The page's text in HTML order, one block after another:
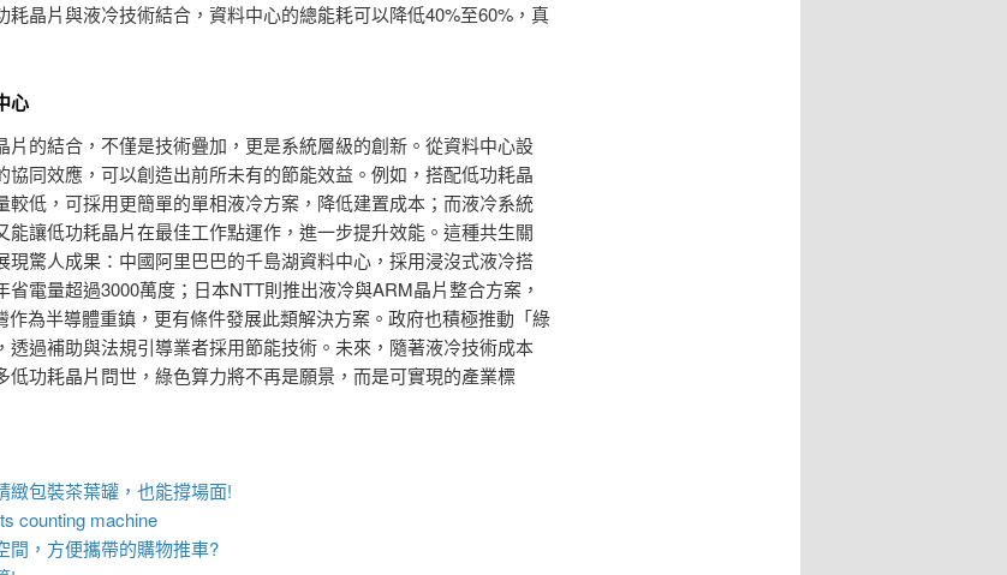
耗晶片與液冷技術結合，資料中心的總能耗可以降低40%至60%，真
心
片的結合，不僅是技術疊加，更是系統層級的創新。從資料中心設
協同效應，可以創造出前所未有的節能效益。例如，搭配低功耗晶
較低，可採用更簡單的單相液冷方案，降低建置成本；而液冷系統
能讓低功耗晶片在最佳工作點運作，進一步提升效能。這種共生關
現驚人成果：中國阿里巴巴的千島湖資料中心，採用浸沒式液冷搭
省電量超過3000萬度；日本NTT則推出液冷與ARM晶片整合方案，
作為半導體重鎮，更有條件發展此類解決方案。政府也積極推動「綠
透過補助與法規引導業者採用節能技術。未來，隨著液冷技術成本
低功耗晶片問世，綠色算力將不再是願景，而是可實現的產業標
緻包裝茶葉罐，也能撐場面!
counting machine
間，方便攜帶的購物推車?